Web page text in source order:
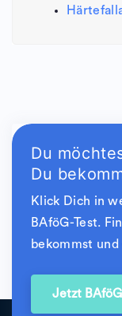
Du
Du
Klick Dich in
BAföG-Test.
bekommst
Jetzt